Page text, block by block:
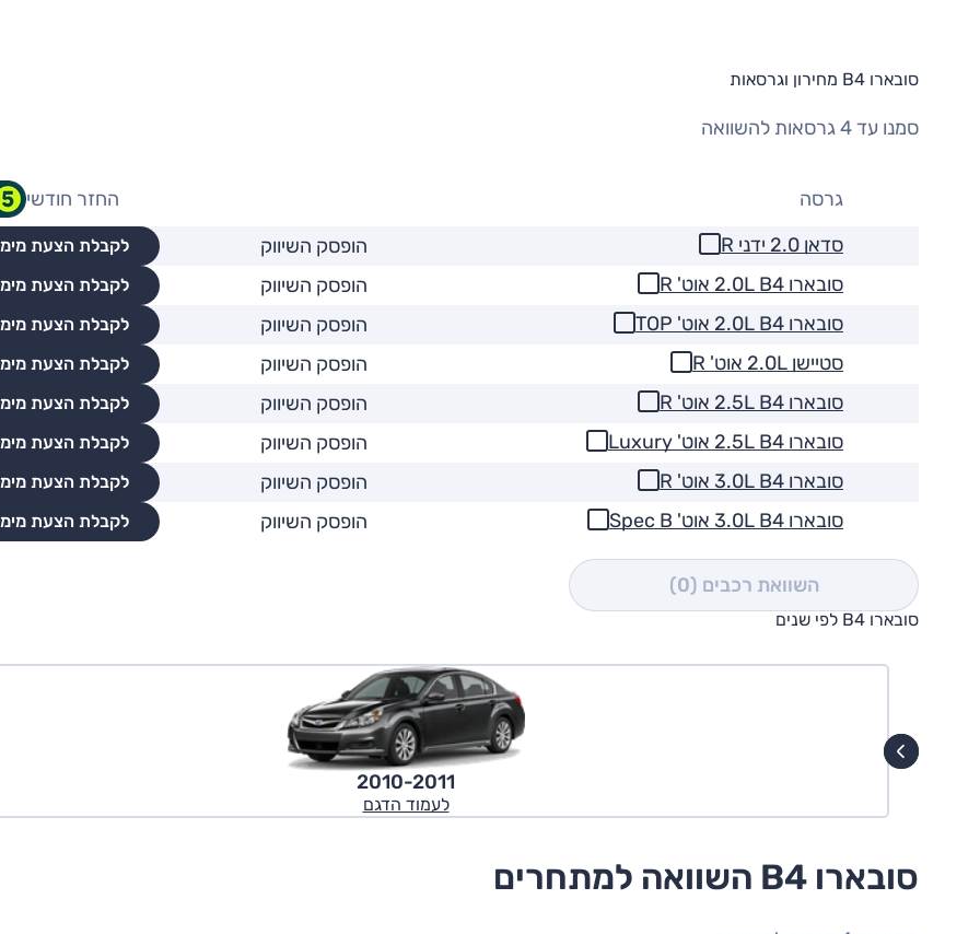
סובארו B4 מחירון וגרסאות
סמנו עד 4 גרסאות להשוואה
גרסה
החזר חודשי
סדאן 2.0 ידני R
הופסק השיווק לקבלת הצעת
סובארו 2.0L B4 אוט' R הופסק השיווק לקבלת הצעת
סובארו 2.0L B4 אוט' TOP הופסק השיווק לקבלת הצעת
סטיישן 2.0L אוט' R הופסק השיווק לקבלת הצעת
סובארו 2.5L B4 אוט' R הופסק השיווק לקבלת הצעת
סובארו 2.5L B4 אוט' Luxury הופסק השיווק לקבלת הצעת
סובארו 3.0L B4 אוט' R הופסק השיווק לקבלת הצעת
סובארו 3.0L B4 אוט' Spec B הופסק השיווק לקבלת הצעת
השוואת רכבים (0)
סובארו B4 לפי שנים
2010-2011
לעמוד הדגם
סובארו B4 השוואה למתחרים